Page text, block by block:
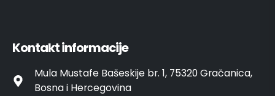
Kontakt informacije
Mula Mustafe Bašeskije br. 1, 75320 Gračanica,
Bosna i Hercegovina